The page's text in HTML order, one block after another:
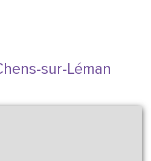
sur-Léman